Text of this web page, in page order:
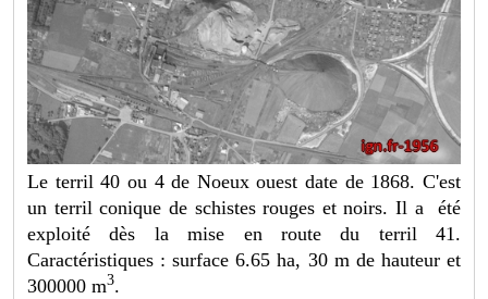
Le terril 40 ou 4 de Noeux ouest date de 1868. C'est
un terril conique de schistes rouges et noirs. Il a été
exploité dès la mise en route du terril 41.
Caractéristiques : surface 6.65 ha, 30 m de hauteur et
300000 m3.